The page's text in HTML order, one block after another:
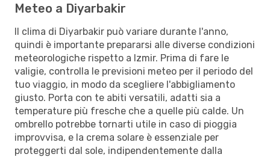
Meteo a Diyarbakir
Il clima di Diyarbakir può variare durante l'anno,
quindi è importante prepararsi alle diverse condizioni
meteorologiche rispetto a Izmir. Prima di fare le
valigie, controlla le previsioni meteo per il periodo del
tuo viaggio, in modo da scegliere l'abbigliamento
giusto. Porta con te abiti versatili, adatti sia a
temperature più fresche che a quelle più calde. Un
ombrello potrebbe tornarti utile in caso di pioggia
improvvisa, e la crema solare è essenziale per
proteggerti dal sole, indipendentemente dalla